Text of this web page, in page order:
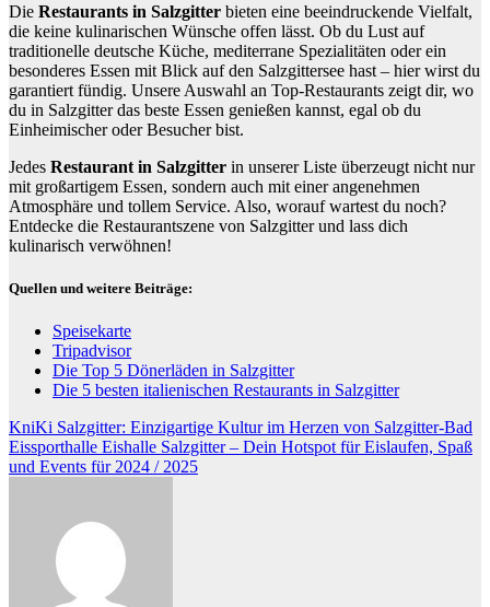
Die Restaurants in Salzgitter bieten eine beeindruckende Vielfalt,
die keine kulinarischen Wünsche offen lässt. Ob du Lust auf
traditionelle deutsche Küche, mediterrane Spezialitäten oder ein
besonderes Essen mit Blick auf den Salzgittersee hast – hier wirst du
garantiert fündig. Unsere Auswahl an Top-Restaurants zeigt dir, wo
du in Salzgitter das beste Essen genießen kannst, egal ob du
Einheimischer oder Besucher bist.
Jedes Restaurant in Salzgitter in unserer Liste überzeugt nicht nur
mit großartigem Essen, sondern auch mit einer angenehmen
Atmosphäre und tollem Service. Also, worauf wartest du noch?
Entdecke die Restaurantszene von Salzgitter und lass dich
kulinarisch verwöhnen!
Quellen und weitere Beiträge:
Speisekarte
Tripadvisor
Die Top 5 Dönerläden in Salzgitter
Die 5 besten italienischen Restaurants in Salzgitter
Beitragsnavigation
KniKi Salzgitter: Einzigartige Kultur im Herzen von Salzgitter-Bad
Eissporthalle Eishalle Salzgitter – Dein Hotspot für Eislaufen, Spaß
und Events für 2024 / 2025